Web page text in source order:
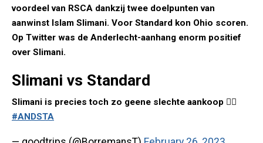
voordeel van RSCA dankzij twee doelpunten van
aanwinst Islam Slimani. Voor Standard kon Ohio scoren.
Op Twitter was de Anderlecht-aanhang enorm positief
over Slimani.
Slimani vs Standard
Slimani is precies toch zo geene slechte aankoop 👍🏻
#ANDSTA